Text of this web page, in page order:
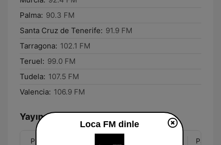
Palma: 90.3 FM
Santa Cruz de Tenerife: 91.9 FM
Tarragona: 102.1 FM
Teruel: 99.0 FM
Tudela: 107.5 FM
Valencia: 106.9 FM
Yayın Akışı
Pzt Paz
Loca FM dinle